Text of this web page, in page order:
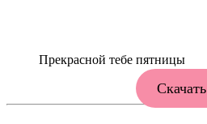
Прекрасной тебе пятницы
Скачать